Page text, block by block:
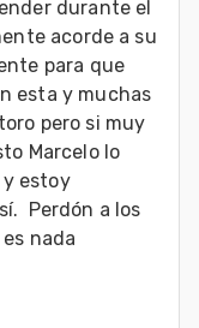
durante el
acorde a su
para que
esta y muchas
pero si muy
Marcelo lo
y estoy
Perdón a los
nada